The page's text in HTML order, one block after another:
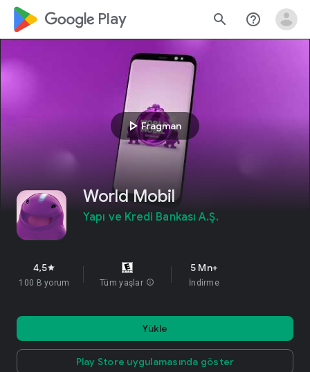
google_logo Play search help_outline
play_arrowFragman
World Mobil
Yapı ve Kredi Bankası A.Ş.
4,5star
100 B yorum Tüm yaşlar info
5 Mn+
İndirme
Yükle
Play Store uygulamasında göster